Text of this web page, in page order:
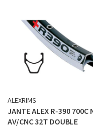
ALEXRIMS
JANTE ALEX R-390 700C
AV/CNC 32T DOUBLE